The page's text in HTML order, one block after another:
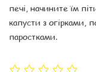
печі, начините їм
капусти з огірками,
паростками.